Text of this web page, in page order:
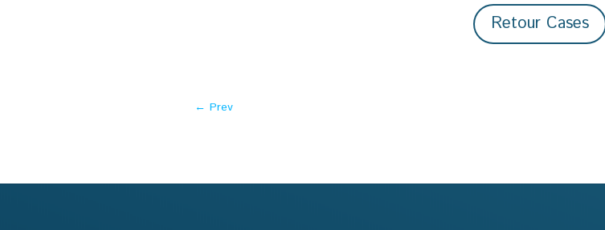
Retour Cases
← Prev